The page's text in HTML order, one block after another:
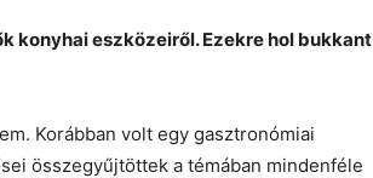
konyhai eszközeiről. Ezekre hol bukkant
Korábban volt egy gasztronómiai
összegyűjtöttek a témában mindenféle